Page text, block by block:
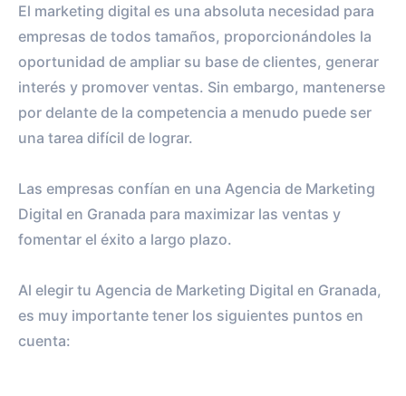
El marketing digital es una absoluta necesidad para
empresas de todos tamaños, proporcionándoles la
oportunidad de ampliar su base de clientes, generar
interés y promover ventas. Sin embargo, mantenerse
por delante de la competencia a menudo puede ser
una tarea difícil de lograr.
Las empresas confían en una Agencia de Marketing
Digital en Granada para maximizar las ventas y
fomentar el éxito a largo plazo.
Al elegir tu Agencia de Marketing Digital en Granada,
es muy importante tener los siguientes puntos en
cuenta: